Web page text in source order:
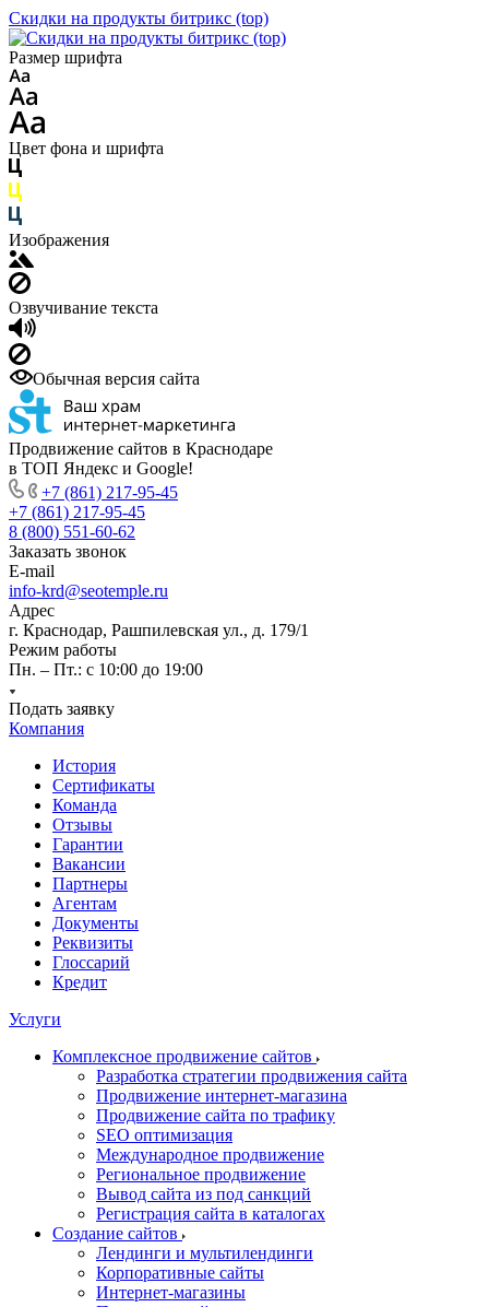
Скидки на продукты битрикс (top)
Размер шрифта
Цвет фона и шрифта
Изображения
Озвучивание текста
Обычная версия сайта
Продвижение сайтов в Краснодаре
в ТОП Яндекс и Google!
+7 (861) 217-95-45
+7 (861) 217-95-45
8 (800) 551-60-62
Заказать звонок
E-mail
info-krd@seotemple.ru
Адрес
г. Краснодар, Рашпилевская ул., д. 179/1
Режим работы
Пн. – Пт.: с 10:00 до 19:00
Подать заявку
Компания
История
Сертификаты
Команда
Отзывы
Гарантии
Вакансии
Партнеры
Агентам
Документы
Реквизиты
Глоссарий
Кредит
Услуги
Комплексное продвижение сайтов
Разработка стратегии продвижения сайта
Продвижение интернет-магазина
Продвижение сайта по трафику
SEO оптимизация
Международное продвижение
Региональное продвижение
Вывод сайта из под санкций
Регистрация сайта в каталогах
Создание сайтов
Лендинги и мультилендинги
Корпоративные сайты
Интернет-магазины